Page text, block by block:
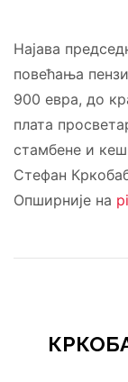
Најава
повећања
900 евра, до
плата
стамбене и кеш
Стефан
Опширније на